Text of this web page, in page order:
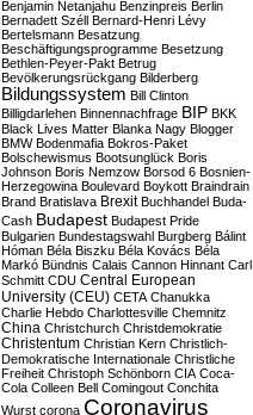
Benjamin Netanjahu Benzinpreis Berlin
Bernadett Széll Bernard-Henri Lévy
Bertelsmann Besatzung
Beschäftigungsprogramme Besetzung
Bethlen-Peyer-Pakt Betrug
Bevölkerungsrückgang Bilderberg
Bildungssystem Bill Clinton
Billigdarlehen Binnennachfrage BIP BKK
Black Lives Matter Blanka Nagy Blogger
BMW Bodenmafia Bokros-Paket
Bolschewismus Bootsunglück Boris
Johnson Boris Nemzow Borsod 6 Bosnien-
Herzegowina Boulevard Boykott Braindrain
Brand Bratislava Brexit Buchhandel Buda-
Cash Budapest Budapest Pride
Bulgarien Bundestagswahl Burgberg Bálint
Hóman Béla Biszku Béla Kovács Béla
Markó Bündnis Calais Cannon Hinnant Carl
Schmitt CDU Central European
University (CEU) CETA Chanukka
Charlie Hebdo Charlottesville Chemnitz
China Christchurch Christdemokratie
Christentum Christian Kern Christlich-
Demokratische Internationale Christliche
Freiheit Christoph Schönborn CIA Coca-
Cola Colleen Bell Comingout Conchita
Wurst corona Coronavirus